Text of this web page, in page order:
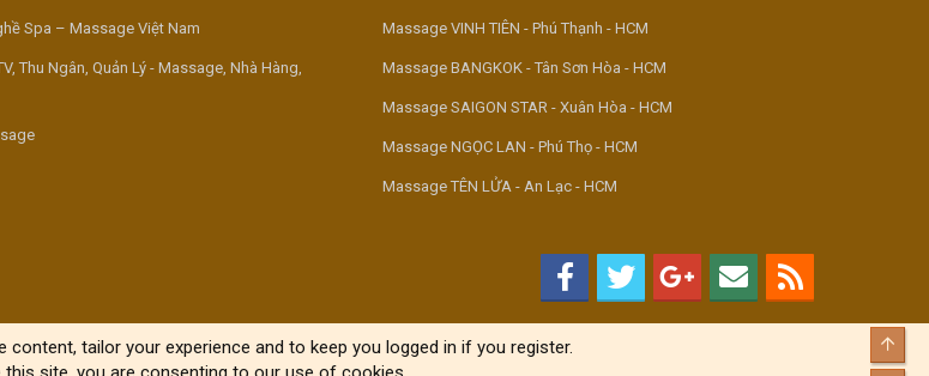
Spa – Massage Việt Nam
Thu Ngân, Quản Lý - Massage, Nhà Hàng,
Massage VINH TIÊN - Phú Thạnh - HCM
Massage BANGKOK - Tân Sơn Hòa - HCM
Massage SAIGON STAR - Xuân Hòa - HCM
Massage NGỌC LAN - Phú Thọ - HCM
Massage TÊN LỬA - An Lạc - HCM
tailor your experience and to keep you logged in if you register.
Top